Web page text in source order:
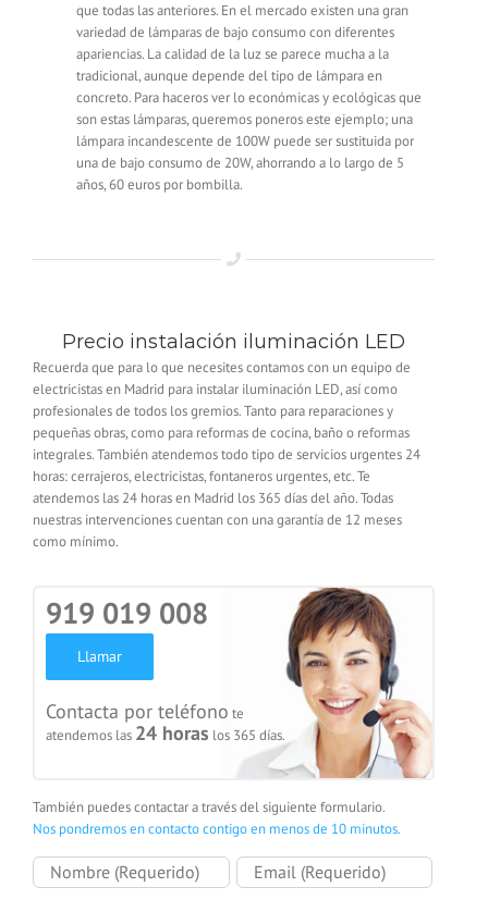
que todas las anteriores. En el mercado existen una gran
variedad de lámparas de bajo consumo con diferentes
apariencias. La calidad de la luz se parece mucha a la
tradicional, aunque depende del tipo de lámpara en
concreto. Para haceros ver lo económicas y ecológicas que
son estas lámparas, queremos poneros este ejemplo; una
lámpara incandescente de 100W puede ser sustituida por
una de bajo consumo de 20W, ahorrando a lo largo de 5
años, 60 euros por bombilla.
Precio instalación iluminación LED
Recuerda que para lo que necesites contamos con un equipo de
electricistas en Madrid para instalar iluminación LED, así como
profesionales de todos los gremios. Tanto para reparaciones y
pequeñas obras, como para reformas de cocina, baño o reformas
integrales. También atendemos todo tipo de servicios urgentes 24
horas: cerrajeros, electricistas, fontaneros urgentes, etc. Te
atendemos las 24 horas en Madrid los 365 días del año. Todas
nuestras intervenciones cuentan con una garantía de 12 meses
como mínimo.
919 019 008
Llamar
Contacta por teléfono te
atendemos las 24 horas los 365 días.
También puedes contactar a través del siguiente formulario.
Nos pondremos en contacto contigo en menos de 10 minutos.